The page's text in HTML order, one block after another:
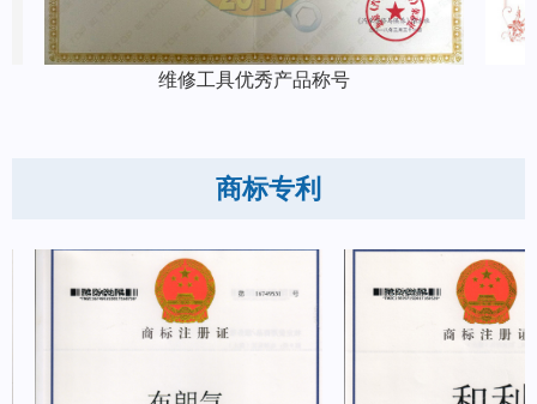
维修工具优秀产品称号
商标专利